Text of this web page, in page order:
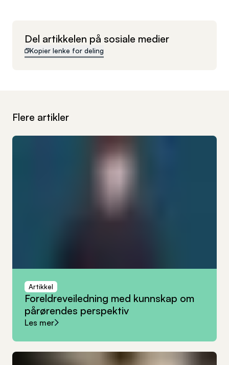
Del artikkelen på sosiale medier
Kopier lenke for deling
Flere artikler
Artikkel
Foreldreveiledning med kunnskap om
pårørendes perspektiv
Les mer